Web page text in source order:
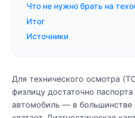
Что не нужно брать на
Итог
Источники
Для технического осмотра
физлицу достаточно
автомобиль — в большинстве